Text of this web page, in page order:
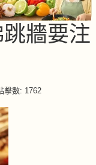
牆要注
擊數: 1762